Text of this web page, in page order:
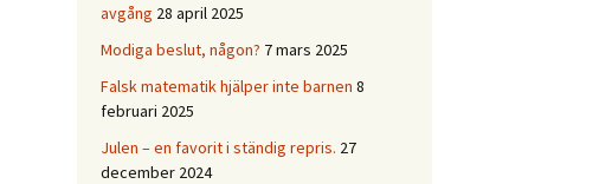
avgång 28 april 2025
Modiga beslut, någon? 7 mars 2025
Falsk matematik hjälper inte barnen 8
februari 2025
Julen – en favorit i ständig repris. 27
december 2024